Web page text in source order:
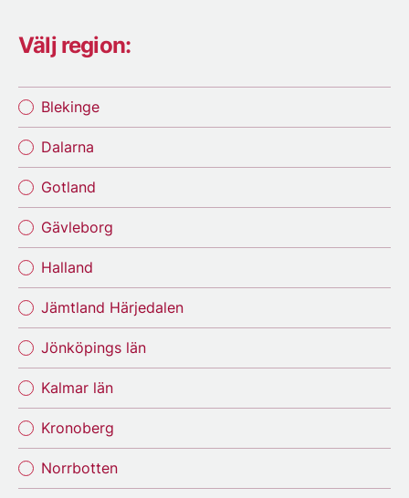
Välj region:
Blekinge
Dalarna
Gotland
Gävleborg
Halland
Jämtland Härjedalen
Jönköpings län
Kalmar län
Kronoberg
Norrbotten